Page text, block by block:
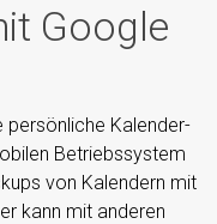
Google
persönliche Kalender-
Betriebssystem
von Kalendern mit
kann mit anderen